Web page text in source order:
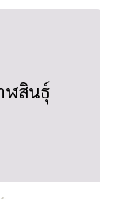
ฬสินธุ์